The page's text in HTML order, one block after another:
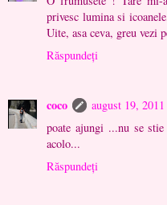
privesc lumina si
Uite, asa ceva, greu vezi
Răspundeți
coco
august 19, 2011
poate ajungi ...nu se
acolo...
Răspundeți